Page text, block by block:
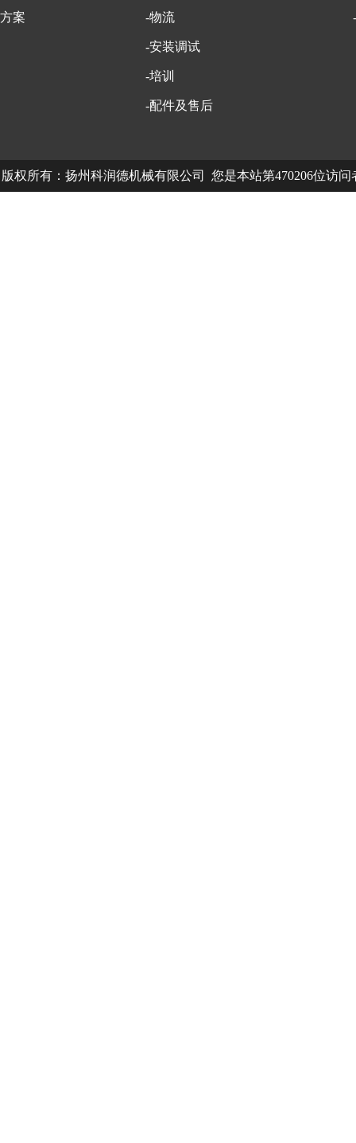
方案 -物流
-安装调试
-培训
-配件及售后
版权所有：扬州科润德机械有限公司 您是本站第470206位访